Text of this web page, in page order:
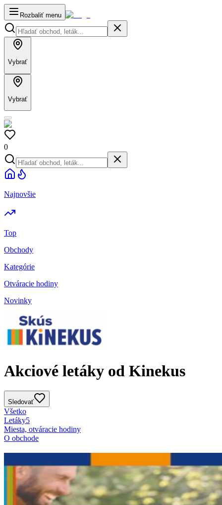
Rozbaliť menu
Vybrať
Vybrať
0
Najnovšie
Top
Obchody
Kategórie
Otváracie hodiny
Novinky
Akciové letáky od Kinekus
Sledovať
Všetko
Letáky5
Miesta, otváracie hodiny
O obchode